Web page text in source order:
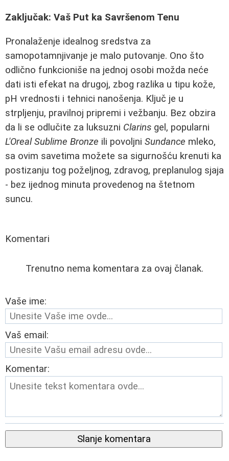
Zaključak: Vaš Put ka Savršenom Tenu
Pronalaženje idealnog sredstva za
samopotamnjivanje je malo putovanje. Ono što
odlično funkcioniše na jednoj osobi možda neće
dati isti efekat na drugoj, zbog razlika u tipu kože,
pH vrednosti i tehnici nanošenja. Ključ je u
strpljenju, pravilnoj pripremi i vežbanju. Bez obzira
da li se odlučite za luksuzni Clarins gel, popularni
L'Oreal Sublime Bronze ili povoljni Sundance mleko,
sa ovim savetima možete sa sigurnošću krenuti ka
postizanju tog poželjnog, zdravog, preplanulog sjaja
- bez ijednog minuta provedenog na štetnom
suncu.
Komentari
Trenutno nema komentara za ovaj članak.
Vaše ime:
Vaš email:
Komentar:
Slanje komentara